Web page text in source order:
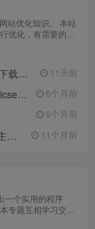
站优化知识。 本站
优化，有需要的站
授权版本的源码，
。
推荐 11天前
6个月前
9个月前
11个月前
一个实用的程序
专题互相学习交流